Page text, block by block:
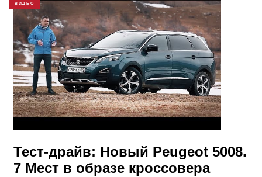
ВИДЕО
Тест-драйв: Новый Peugeot 5008.
7 Мест в образе кроссовера